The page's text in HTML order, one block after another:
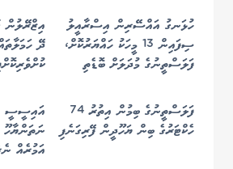
ހުޅަނގު އައްސޭރިން އިސްރާއީލު
ސިފައިން 13 މީހަކު ހައްޔަރުކޮށް،
ފަލަސްތީނުގެ މުދަލަށް ބޮޑެތި
އިޒްރޭލުން
ދޭ
ފަލަސްތީނުގެ ބިމުން އިތުރު 74
ހެކްޓަރުގެ ބިން ޔަހޫދީން ފޭރިގަނެފި
އައިސީސީ
ނަތަންޔާހޫ
އަމުރެއް